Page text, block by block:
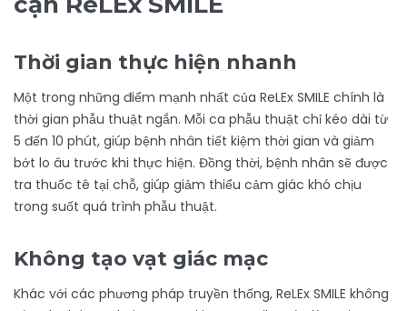
Thời gian thực hiện nhanh
Một trong những điểm mạnh nhất của ReLEx SMILE chính là
thời gian phẫu thuật ngắn. Mỗi ca phẫu thuật chỉ kéo dài từ
5 đến 10 phút, giúp bệnh nhân tiết kiệm thời gian và giảm
bớt lo âu trước khi thực hiện. Đồng thời, bệnh nhân sẽ được
tra thuốc tê tại chỗ, giúp giảm thiểu cảm giác khó chịu
trong suốt quá trình phẫu thuật.
Không tạo vạt giác mạc
Khác với các phương pháp truyền thống, ReLEx SMILE không